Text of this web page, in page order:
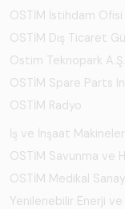
OSTİM İstihdam Ofisi
OSTİM Dış Ticaret
Ostim Teknopark A.Ş.
OSTİM Spare Parts
OSTİM Radyo
İş ve İnşaat
OSTİM Savunma ve
OSTİM Medikal
Yenilenebilir Enerji